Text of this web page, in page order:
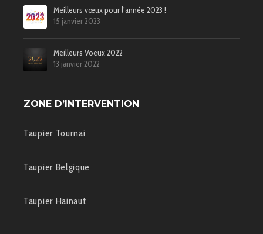
Meilleurs vœux pour l’année 2023 !
15 janvier 2023
Meilleurs Voeux 2022
13 janvier 2022
ZONE D’INTERVENTION
Taupier Tournai
Taupier Belgique
Taupier Hainaut